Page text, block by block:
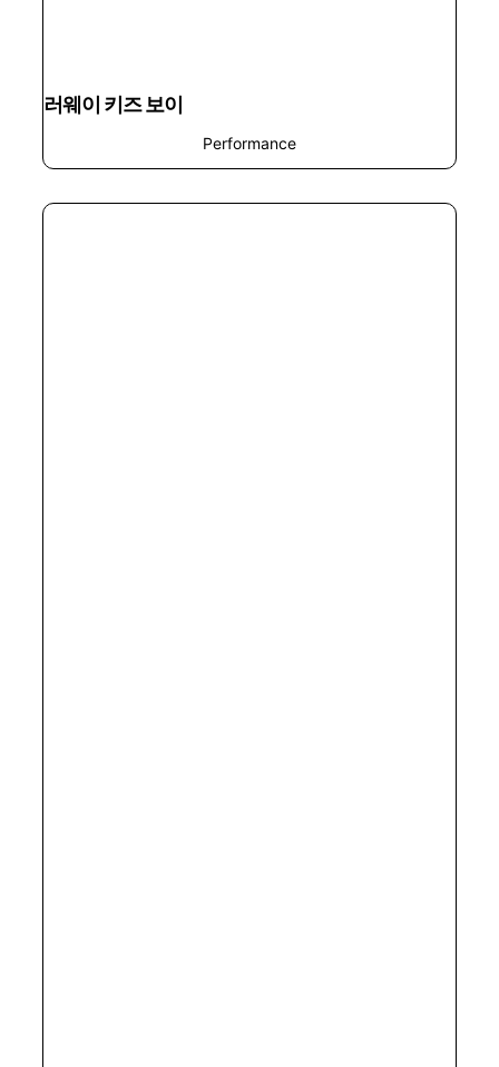
러웨이 키즈 보이
Performance